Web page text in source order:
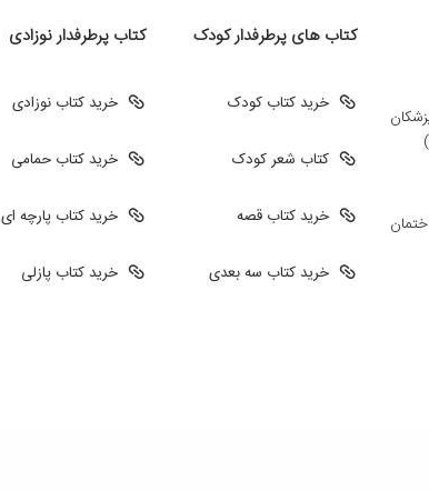
کتاب های پرطرفدار کودک
خرید کتاب کودک
کتاب شعر کودک
خرید کتاب قصه
خرید کتاب سه بعدی
کتاب پرطرفدار نوزادی
خرید کتاب نوزادی
خرید کتاب حمامی
خرید کتاب پارچه ای
خرید کتاب پازلی